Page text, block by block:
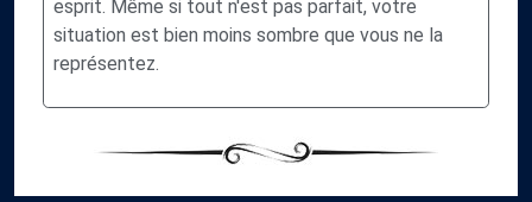
esprit. Même si tout n'est pas parfait, votre
situation est bien moins sombre que vous ne la
représentez.